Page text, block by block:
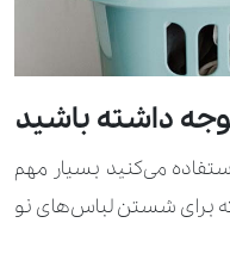
داشته باشید
می‌کنید بسیار مهم
برای شستن لباس‌های نو